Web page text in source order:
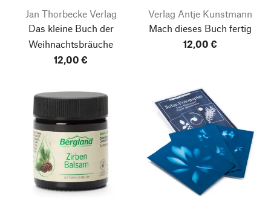
Jan Thorbecke Verlag
Das kleine Buch der
Weihnachtsbräuche
12,00 €
Verlag Antje Kunstmann
Mach dieses Buch fertig
12,00 €